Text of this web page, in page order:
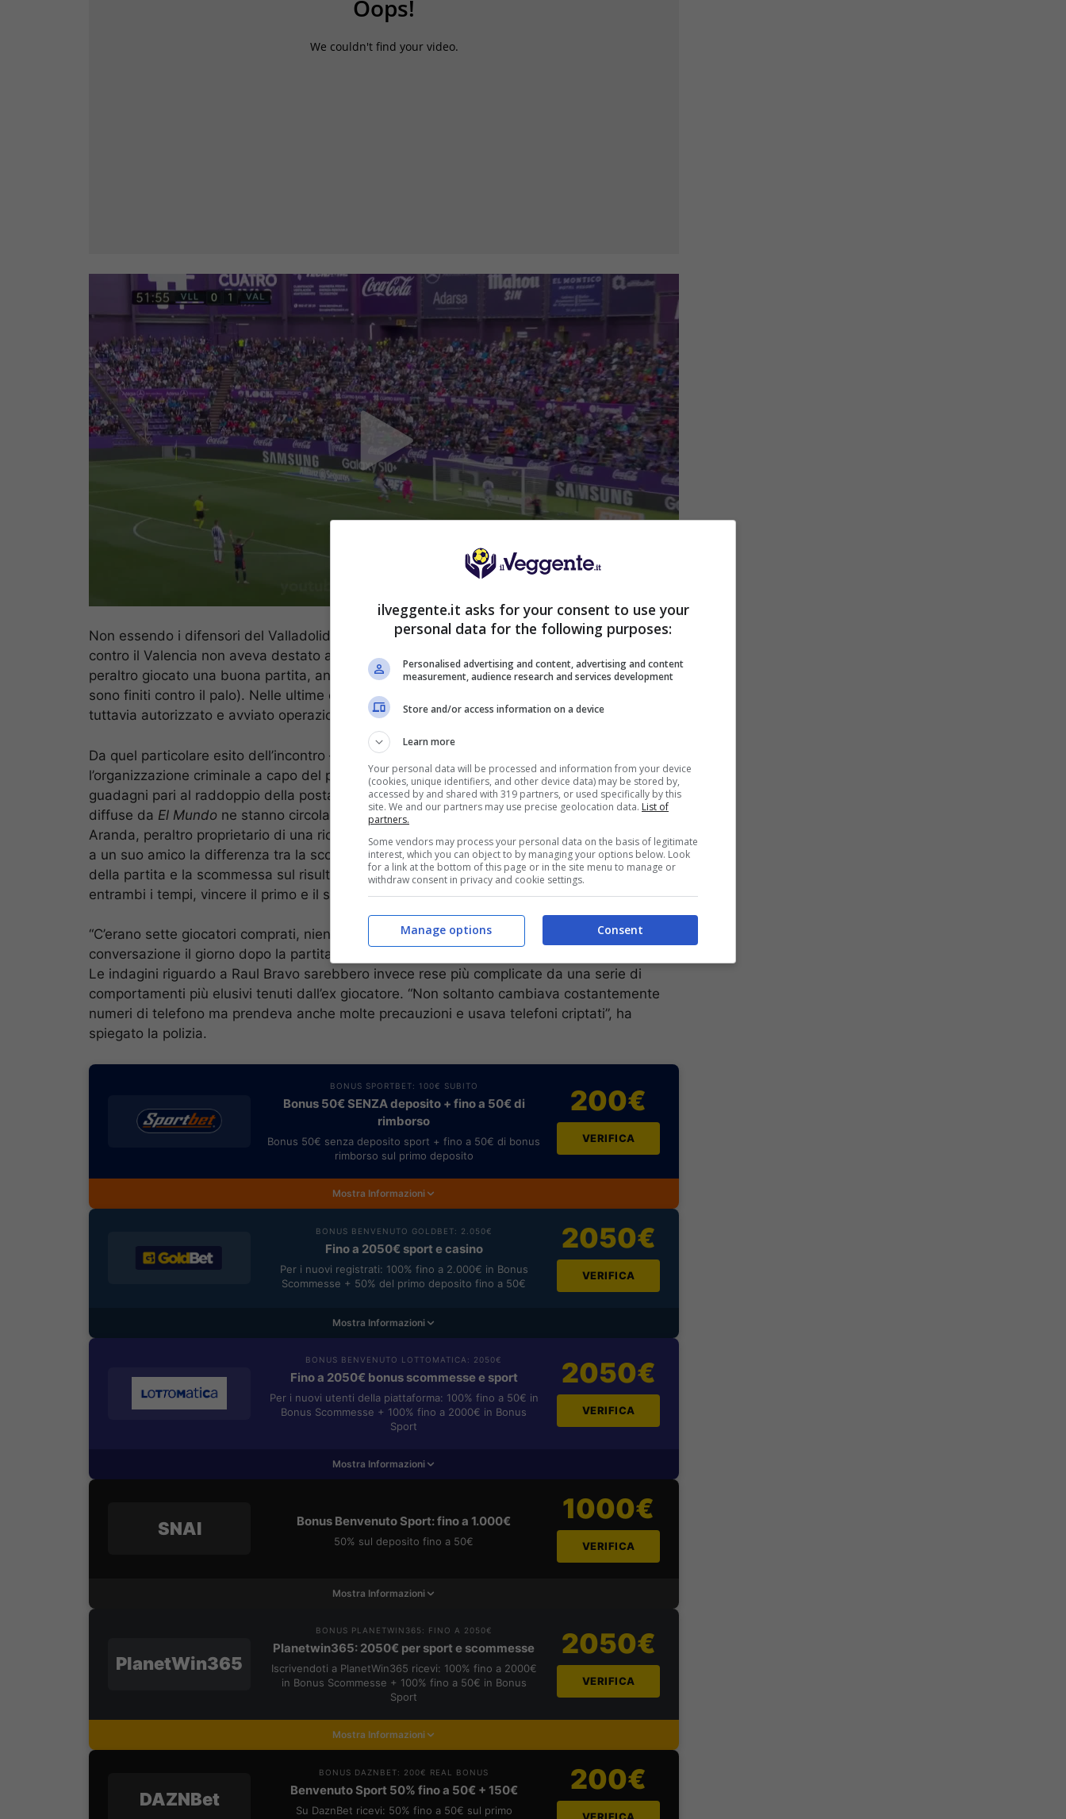
Non essendo i difensori del Valladolid nuovi a questo genere di errori individuali la sconfitta
contro il Valencia non aveva destato alcun sospetto tra gli addetti. Il Valladolid aveva
peraltro giocato una buona partita, andando vicino al gol in almeno due occasioni (due tiri
sono finiti contro il palo). Nelle ultime ore le intercettazioni rese pubbliche dai giornali hanno
tuttavia autorizzato e avviato operazioni di
riletturadella partita.
Da quel particolare esito dell’incontro – vittoria del Valencia nel primo e nel secondo tempo –
l’organizzazione criminale a capo del presunto giro di partite truccate avrebbe ottenuto
guadagni pari al raddoppio della posta in gioco. Tra le frasi emerse dalle intercettazioni e
diffuse da El Mundo ne stanno circolando alcune alquanto compromettenti. In una di queste
Aranda, peraltro proprietario di una ricevitoria a Malaga, sembra spiegare dettagliatamente
a un suo amico la differenza tra la scommessa sul risultato del primo tempo e del finale
della partita e la scommessa sul risultato del primo e del secondo tempo (“deve segnare in
entrambi i tempi, vincere il primo e il secondo”).
“C’erano sette giocatori comprati, niente di più”, avrebbe detto Aranda in un’altra
conversazione il giorno dopo la partita, secondo le intercettazioni pubblicate da
Le indagini riguardo a Raul Bravo sarebbero invece rese più complicate da una serie di
comportamenti più elusivi tenuti dall’ex giocatore. “Non soltanto cambiava costantemente
numeri di telefono ma prendeva anche molte precauzioni e usava telefoni criptati”, ha
spiegato la polizia.
BONUS SPORTBET: 100€ SUBITO
Bonus 50€ SENZA deposito + fino a 50€ di
rimborso
Bonus 50€ senza deposito sport + fino a 50€ di bonus
rimborso sul primo deposito
200€
VERIFICA
Mostra Informazioni
BONUS BENVENUTO GOLDBET: 2.050€
Fino a 2050€ sport e casino
Per i nuovi registrati: 100% fino a 2.000€ in Bonus
Scommesse + 50% del primo deposito fino a 50€
2050€
VERIFICA
Mostra Informazioni
BONUS BENVENUTO LOTTOMATICA: 2050€
Fino a 2050€ bonus scommesse e sport
Per i nuovi utenti della piattaforma: 100% fino a 50€ in
Bonus Scommesse + 100% fino a 2000€ in Bonus
Sport
2050€
VERIFICA
Mostra Informazioni
SNAI Bonus Benvenuto Sport: fino a 1.000€
50% sul deposito fino a 50€
1000€
VERIFICA
Mostra Informazioni
PlanetWin365
BONUS PLANETWIN365: FINO A 2050€
Planetwin365: 2050€ per sport e scommesse
Iscrivendoti a PlanetWin365 ricevi: 100% fino a 2000€
in Bonus Scommesse + 100% fino a 50€ in Bonus
Sport
2050€
VERIFICA
Mostra Informazioni
DAZNBet
BONUS DAZNBET: 200€ REAL BONUS
Benvenuto Sport 50% fino a 50€ + 150€
Su DaznBet ricevi: 50% fino a 50€ sul primo
200€
VERIFICA
ilveggente.it asks for your consent to use your
personal data for the following purposes:
Personalised advertising and content, advertising and content
measurement, audience research and services development
Store and/or access information on a device
Learn more
Your personal data will be processed and information from your device
(cookies, unique identifiers, and other device data) may be stored by,
accessed by and shared with 319 partners, or used specifically by this
site. We and our partners may use precise geolocation data. List of
partners.
Some vendors may process your personal data on the basis of legitimate
interest, which you can object to by managing your options below. Look
for a link at the bottom of this page or in the site menu to manage or
withdraw consent in privacy and cookie settings.
Consent
Manage options